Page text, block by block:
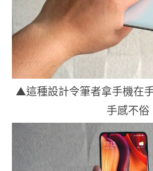
▲這種設計令筆者拿手機在
手感不俗